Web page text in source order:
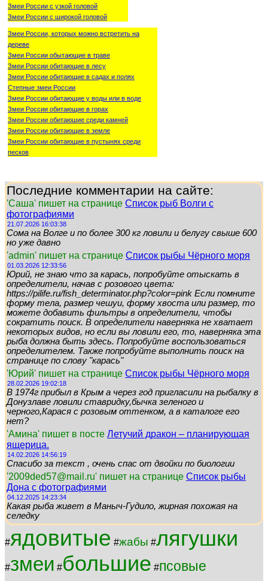
Змеи России с узкой головой
Змеи России с широкой головой
Змеи России, которых можно встретить на
дереве
Змеи России обытающие в траве
Змеи России обитающие в лесу
Змеи России обитающие в садах и полях
Степные змеи России
Змеи России обитающие у воды или в воде
Змеи России обитающие в горах
Змеи России обитаюшие среди камней
Змеи России обитающие в земле
Змеи России обитающие в пустынях среди
песков
Последние комментарии на сайте:
'Саша' пишет на странице Список рыб Волги с
фотографиями
21.07.2026 16:03:38
Сома на Волге и по более 300 кг ловили и белугу свыше 600
но уже давно
'admin' пишет на странице Список рыбы Чёрного моря
01.03.2026 12:33:56
Юрий, не знаю что за карась, попробуйте отыскать в
определители, начав с розового цвета:
https://pilife.ru/fish_determinator.php?color=pink Если помните
форму тела, размер чешуи, форму хвоста или размер, то
можете добавить фильтры в определители, чтобы
сократить поиск. В определители наверняка не хватает
некоторых видов, но если вы ловили его, то, наверняка эта
рыба должна быть здесь. Попробуйте воспользоваться
определителем. Также попробуйте выполнить поиск на
странице по слову "карась"
'Юрий' пишет на странице Список рыбы Чёрного моря
28.02.2026 19:02:18
В 1974г прибыл в Крым а через год пригласили на рыбалку в
Донузлаве ловили ставридку,бычка зеленого и
черного,Карася с розовым оттенком, а в каталоге его
нет?
'Амина' пишет в посте Летучий дракон – планирующая
ящерица.
14.02.2026 14:56:19
Спасибо за текст , очень спас от двойки по биологии
'2009ded57@mail.ru' пишет на странице Список рыбы
Дона с фотографиями
04.12.2025 14:23:34
Какая рыба живет в Маныч-Гудило, жирная похожая на
селедку
#ядовитые #жабы #лягушки
#змеи #большие #псовые